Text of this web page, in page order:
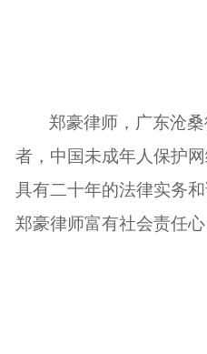
郑豪律师，广东沧
者，中国未成年人保护
具有二十年的法律实务
郑豪律师富有社会责任